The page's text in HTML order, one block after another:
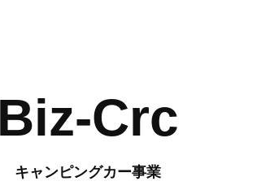
Biz-Crc
キャンピングカー事業